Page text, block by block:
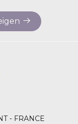
- FRANCE